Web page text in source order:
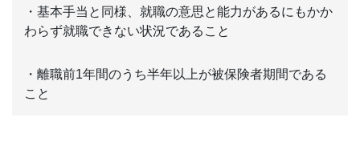
・基本手当と同様、就職の意思と能力があるにもかか
わらず就職できない状況であること
・離職前1年間のうち半年以上が被保険者期間である
こと